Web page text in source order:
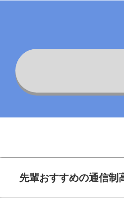
先輩おすすめの通信制